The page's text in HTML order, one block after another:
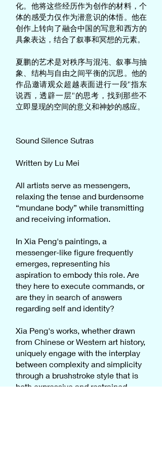
化。他将这些经历作为创作的材料，个
体的感受力仅作为潜意识的体悟。他在
创作上转向了融合中国的写意和西方的
具象表达，结合了叙事和冥想的元素。
夏鹏的艺术是对秩序与混沌、叙事与抽
象、结构与自由之间平衡的沉思。他的
作品邀请观众超越表面进行一段“指东
说西，透辟一层”的思考，找到那些不
立即显现的空间的意义和神妙的感应。
Sound Silence Sutras
Written by Lu Mei
All artists serve as messengers,
relaxing the tense and burdensome
“mundane body” while transmitting
and receiving information.
In Xia Peng's paintings, a
messenger-like figure frequently
emerges, representing his
aspiration to embody this role. Are
they here to execute commands, or
are they in search of answers
regarding self and identity?
Xia Peng's works, whether drawn
from Chinese or Western art history,
uniquely engage with the interplay
between complexity and simplicity
through a brushstroke style that is
both expressive and restrained,